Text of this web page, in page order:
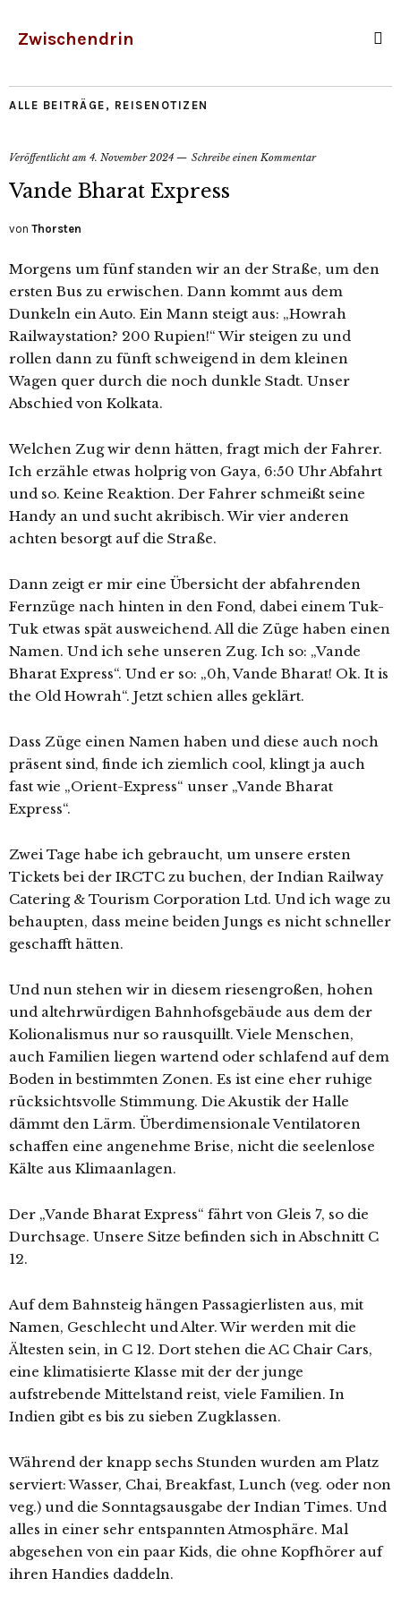
Zwischendrin
ALLE BEITRÄGE , REISENOTIZEN
Veröffentlicht am 4. November 2024 Schreibe einen Kommentar
Vande Bharat Express
von Thorsten
Morgens um fünf standen wir an der Straße, um den
ersten Bus zu erwischen. Dann kommt aus dem
Dunkeln ein Auto. Ein Mann steigt aus: „Howrah
Railwaystation? 200 Rupien!“ Wir steigen zu und
rollen dann zu fünft schweigend in dem kleinen
Wagen quer durch die noch dunkle Stadt. Unser
Abschied von Kolkata.
Welchen Zug wir denn hätten, fragt mich der Fahrer.
Ich erzähle etwas holprig von Gaya, 6:50 Uhr Abfahrt
und so. Keine Reaktion. Der Fahrer schmeißt seine
Handy an und sucht akribisch. Wir vier anderen
achten besorgt auf die Straße.
Dann zeigt er mir eine Übersicht der abfahrenden
Fernzüge nach hinten in den Fond, dabei einem Tuk-
Tuk etwas spät ausweichend. All die Züge haben einen
Namen. Und ich sehe unseren Zug. Ich so: „Vande
Bharat Express“. Und er so: „0h, Vande Bharat! Ok. It is
the Old Howrah“. Jetzt schien alles geklärt.
Dass Züge einen Namen haben und diese auch noch
präsent sind, finde ich ziemlich cool, klingt ja auch
fast wie „Orient-Express“ unser „Vande Bharat
Express“.
Zwei Tage habe ich gebraucht, um unsere ersten
Tickets bei der IRCTC zu buchen, der Indian Railway
Catering & Tourism Corporation Ltd. Und ich wage zu
behaupten, dass meine beiden Jungs es nicht schneller
geschafft hätten.
Und nun stehen wir in diesem riesengroßen, hohen
und altehrwürdigen Bahnhofsgebäude aus dem der
Kolionalismus nur so rausquillt. Viele Menschen,
auch Familien liegen wartend oder schlafend auf dem
Boden in bestimmten Zonen. Es ist eine eher ruhige
rücksichtsvolle Stimmung. Die Akustik der Halle
dämmt den Lärm. Überdimensionale Ventilatoren
schaffen eine angenehme Brise, nicht die seelenlose
Kälte aus Klimaanlagen.
Der „Vande Bharat Express“ fährt von Gleis 7, so die
Durchsage. Unsere Sitze befinden sich in Abschnitt C
12.
Auf dem Bahnsteig hängen Passagierlisten aus, mit
Namen, Geschlecht und Alter. Wir werden mit die
Ältesten sein, in C 12. Dort stehen die AC Chair Cars,
eine klimatisierte Klasse mit der der junge
aufstrebende Mittelstand reist, viele Familien. In
Indien gibt es bis zu sieben Zugklassen.
Während der knapp sechs Stunden wurden am Platz
serviert: Wasser, Chai, Breakfast, Lunch (veg. oder non
veg.) und die Sonntagsausgabe der Indian Times. Und
alles in einer sehr entspannten Atmosphäre. Mal
abgesehen von ein paar Kids, die ohne Kopfhörer auf
ihren Handies daddeln.